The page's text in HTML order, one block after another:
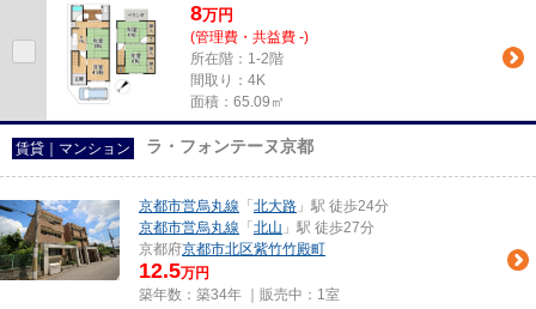
8万円
(管理費・共益費 -)
所在階：1-2階
間取り：4K
面積：65.09㎡
賃貸｜マンション ラ・フォンテーヌ京都
京都市営烏丸線 「 北大路 」駅 徒歩24分
京都市営烏丸線 「 北山 」駅 徒歩27分
京都府京都市北区紫竹竹殿町
12.5万円
築年数：築34年 ｜販売中： 1室